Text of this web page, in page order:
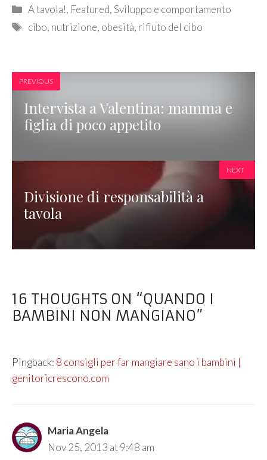
Categories
A tavola!, Featured,Sviluppo e comportamento
Tags
cibo, nutrizione, obesità, rifiuto del cibo
PREVIOUS
Intervista a Valentina: mamma e
figlia di poco appetito
Divisione di responsabilità a
tavola
NEXT
16 THOUGHTS ON “QUANDO I
BAMBINI NON MANGIANO”
Pingback: 8 consigli per far mangiare sano i bambini |
genitoricrescono.com
Maria Angela
Nov 25, 2013 at 9:48 am